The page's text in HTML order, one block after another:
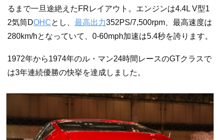
るまで一旦途絶えたFRレイアウト。エンジンは4.4L V型1
2気筒DOHCとし、 最高出力352PS/7,500rpm、最高速度は
280km/hとなっていて、0-60mph加速は5.4秒を誇ります。
1972年から1974年のル・マン24時間レースのGTクラスで
は3年連続優勝の快挙を達成しました。